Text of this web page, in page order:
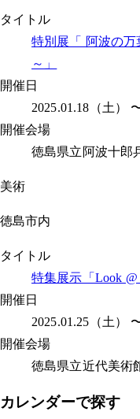
タイトル
特別展「 阿波の
～」
開催日
2025.01.18（土）
開催会場
徳島県立阿波十郎
美術
徳島市内
タイトル
特集展示「Look @
開催日
2025.01.25（土）
開催会場
徳島県立近代美
カレンダーで探す